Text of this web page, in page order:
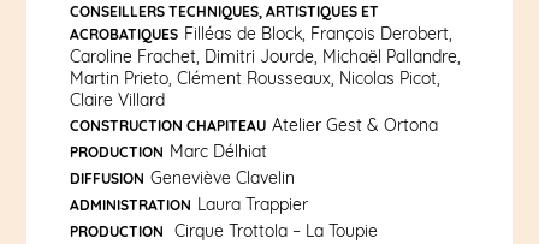
CONSEILLERS TECHNIQUES, ARTISTIQUES ET
ACROBATIQUES Filléas de Block, François Derobert,
Caroline Frachet, Dimitri Jourde, Michaël Pallandre,
Martin Prieto, Clément Rousseaux, Nicolas Picot,
Claire Villard
CONSTRUCTION CHAPITEAU Atelier Gest & Ortona
PRODUCTION Marc Délhiat
DIFFUSION Geneviève Clavelin
ADMINISTRATION Laura Trappier
PRODUCTION Cirque Trottola – La Toupie